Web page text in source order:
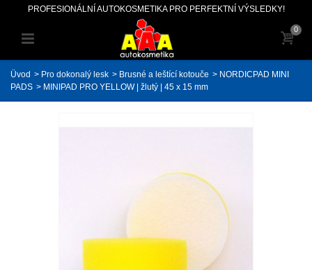
PROFESIONÁLNÍ AUTOKOSMETIKA PRO PERFEKTNÍ VÝSLEDKY!
0
Üvod > Pro dokonalý lesk > Brusné a leštící kotouče > NORDICPAD MINI
PADS > MINIPAD PRO YELLOW | žlutý | 45 x 15 mm